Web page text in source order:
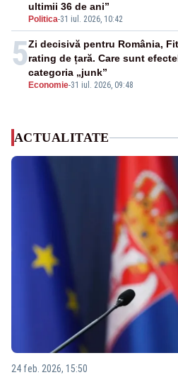
Politica-31 iul. 2026, 10:42
ultimii 36 de ani”
5
Economie-31 iul. 2026, 09:48
Zi decisivă pentru România,
rating de țară. Care sunt
categoria „junk”
ACTUALITATE
24 feb. 2026, 15:50